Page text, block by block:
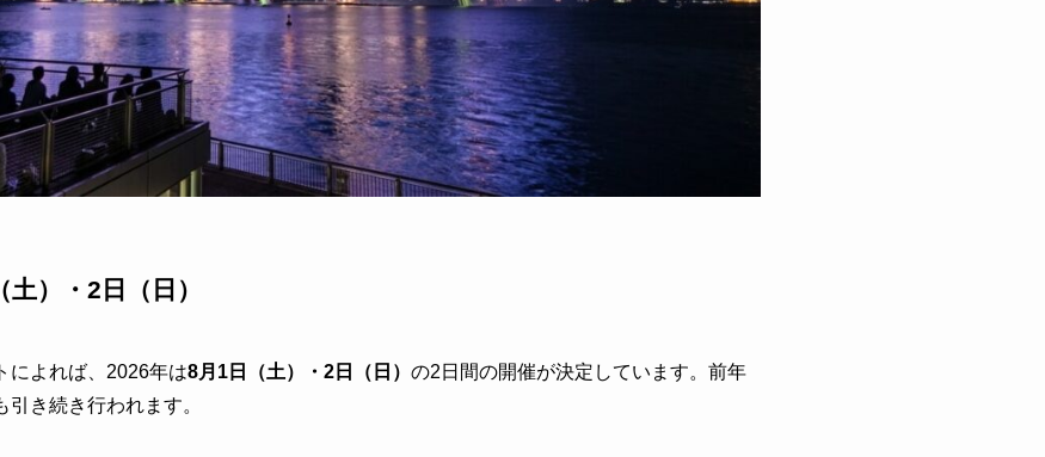
）・2日（日）
によれば、2026年は8月1日（土）・2日（日） の2日間の開催が決定しています。前年
き続き行われます。